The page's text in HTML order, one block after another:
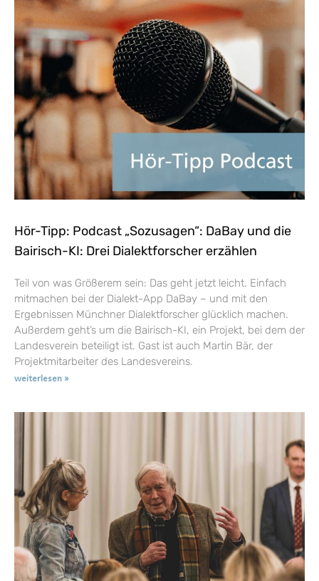
Hör-Tipp: Podcast „Sozusagen“: DaBay und die
Bairisch-KI: Drei Dialektforscher erzählen
Teil von was Größerem sein: Das geht jetzt leicht. Einfach
mitmachen bei der Dialekt-App DaBay – und mit den
Ergebnissen Münchner Dialektforscher glücklich machen.
Außerdem geht’s um die Bairisch-KI, ein Projekt, bei dem der
Landesverein beteiligt ist. Gast ist auch Martin Bär, der
Projektmitarbeiter des Landesvereins.
weiterlesen »